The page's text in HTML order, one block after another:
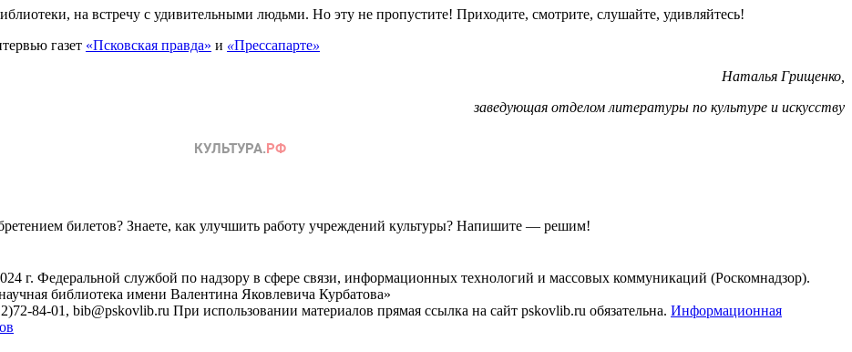
на встречу с удивительными людьми. Но эту не пропустите! Приходите, смотрите, слушайте, удивляйтесь!
газет «Псковская правда» и «Прессапарте»
Наталья Грищенко,
заведующая отделом литературы по культуре и искусству
билетов? Знаете, как улучшить работу учреждений культуры? Напишите — решим!
г. Федеральной службой по надзору в сфере связи, информационных технологий и массовых коммуникаций (Роскомнадзор).
библиотека имени Валентина Яковлевича Курбатова»
84-01, bib@pskovlib.ru При использовании материалов прямая ссылка на сайт pskovlib.ru обязательна. Информационная